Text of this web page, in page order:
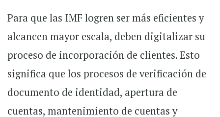
Para que las IMF logren ser más eficientes y
alcancen mayor escala, deben digitalizar su
proceso de incorporación de clientes. Esto
significa que los procesos de verificación de
documento de identidad, apertura de
cuentas, mantenimiento de cuentas y